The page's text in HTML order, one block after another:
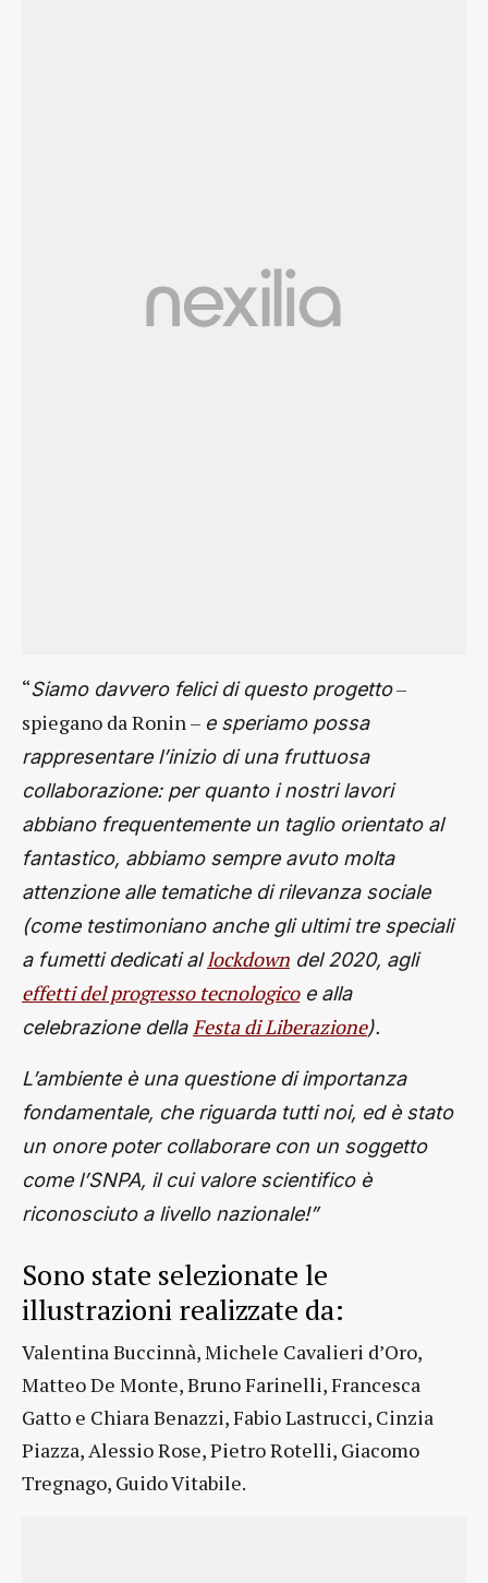
“Siamo davvero felici di questo progetto–
spiegano da Ronin – e speriamo possa
rappresentare l’inizio di una fruttuosa
collaborazione: per quanto i nostri lavori
abbiano frequentemente un taglio orientato al
fantastico, abbiamo sempre avuto molta
attenzione alle tematiche di rilevanza sociale
(come testimoniano anche gli ultimi tre speciali
a fumetti dedicati allockdown del 2020, agli
effetti del progresso tecnologicoe alla
celebrazione dellaFesta di Liberazione).
L’ambiente è una questione di importanza
fondamentale, che riguarda tutti noi, ed è stato
un onore poter collaborare con un soggetto
come l’SNPA, il cui valore scientifico è
riconosciuto a livello nazionale!”
Sono state selezionate le
illustrazioni realizzate da:
Valentina Buccinnà, Michele Cavalieri d’Oro,
Matteo De Monte, Bruno Farinelli, Francesca
Gatto e Chiara Benazzi, Fabio Lastrucci, Cinzia
Piazza, Alessio Rose, Pietro Rotelli, Giacomo
Tregnago, Guido Vitabile.